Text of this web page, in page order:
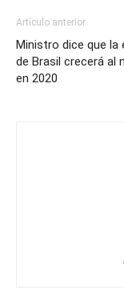
Artículo anterior
Ministro dice que la
de Brasil crecerá al
en 2020